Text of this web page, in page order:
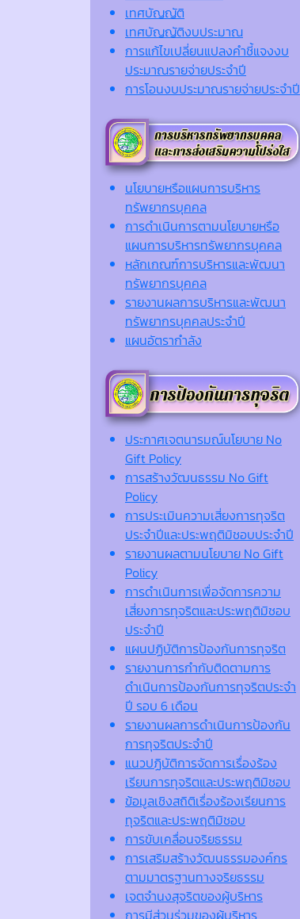
เทศบัญญัติ
เทศบัญญัติงบประมาณ
การแก้ไขเปลี่ยนแปลงคำชี้แจงงบ
ประมาณรายจ่ายประจำปี
การโอนงบประมาณรายจ่ายประจำปี
นโยบายหรือแผนการบริหาร
ทรัพยากรบุคคล
การดำเนินการตามนโยบายหรือ
แผนการบริหารทรัพยากรบุคคล
หลักเกณฑ์การบริหารและพัฒนา
ทรัพยากรบุคคล
รายงานผลการบริหารและพัฒนา
ทรัพยากรบุคคลประจำปี
แผนอัตรากำลัง
ประกาศเจตนารมณ์นโยบาย No
Gift Policy
การสร้างวัฒนธรรม No Gift
Policy
การประเมินความเสี่ยงการทุจริต
ประจำปีและประพฤติมิชอบประจำปี
รายงานผลตามนโยบาย No Gift
Policy
การดำเนินการเพื่อจัดการความ
เสี่ยงการทุจริตและประพฤติมิชอบ
ประจำปี
แผนปฏิบัติการป้องกันการทุจริต
รายงานการกำกับติดตามการ
ดำเนินการป้องกันการทุจริตประจำ
ปี รอบ 6 เดือน
รายงานผลการดำเนินการป้องกัน
การทุจริตประจำปี
แนวปฏิบัติการจัดการเรื่องร้อง
เรียนการทุจริตและประพฤติมิชอบ
ข้อมูลเชิงสถิติเรื่องร้องเรียนการ
ทุจริตและประพฤติมิชอบ
การขับเคลื่อนจริยธรรม
การเสริมสร้างวัฒนธรรมองค์กร
ตามมาตรฐานทางจริยธรรม
เจตจํานงสุจริตของผู้บริหาร
การมีส่วนร่วมของผู้บริหาร